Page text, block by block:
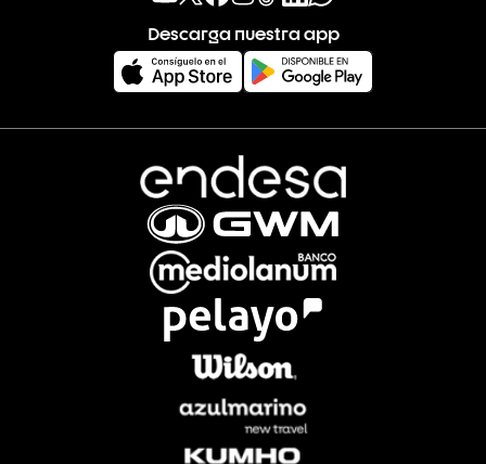
Descarga nuestra app